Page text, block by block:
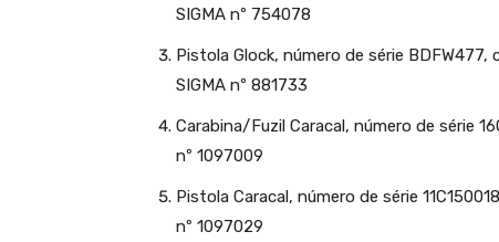
SIGMA nº 754078
Pistola Glock, número de série
SIGMA nº 881733
Carabina/Fuzil Caracal, número de série
nº 1097009
Pistola Caracal, número de série
nº 1097029